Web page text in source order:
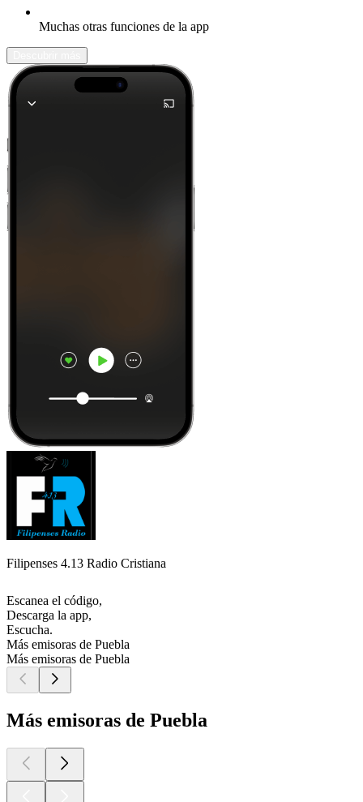
Muchas otras funciones de la app
Filipenses 4.13 Radio Cristiana
Escanea el código,
Descarga la app,
Escucha.
Más emisoras de Puebla
Más emisoras de Puebla
Más emisoras de Puebla